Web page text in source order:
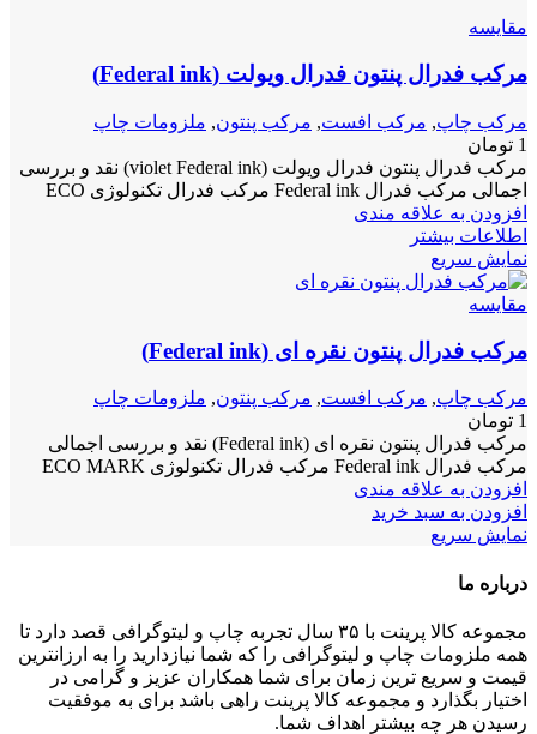
مقايسه
مرکب فدرال پنتون فدرال ویولت (Federal ink)
مرکب چاپ, مرکب افست, مرکب پنتون, ملزومات چاپ
1 تومان
مرکب فدرال پنتون فدرال ویولت (violet Federal ink) نقد و بررسی
اجمالی مرکب فدرال Federal ink مرکب فدرال تکنولوژی ECO
افزودن به علاقه مندی
اطلاعات بیشتر
نمایش سریع
مقايسه
مرکب فدرال پنتون نقره ای (Federal ink)
مرکب چاپ, مرکب افست, مرکب پنتون, ملزومات چاپ
1 تومان
مرکب فدرال پنتون نقره ای (Federal ink) نقد و بررسی اجمالی
مرکب فدرال Federal ink مرکب فدرال تکنولوژی ECO MARK
افزودن به علاقه مندی
افزودن به سبد خرید
نمایش سریع
درباره ما
مجموعه کالا پرینت با ۳۵ سال تجربه چاپ و لیتوگرافی قصد دارد تا
همه ملزومات چاپ و لیتوگرافی را که شما نیازدارید را به ارزانترین
قیمت و سریع ترین زمان برای شما همکاران عزیز و گرامی در
اختیار بگذارد و مجموعه کالا پرینت راهی باشد برای به موفقیت
رسیدن هر چه بیشتر اهداف شما.